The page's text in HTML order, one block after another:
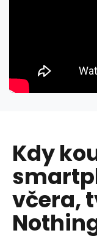
Kdy
včera,